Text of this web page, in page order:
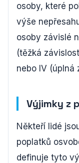
osoby, které
výše
osoby závislé
(těžká
nebo IV (úplná
Výjimky z
Někteří lidé
poplatků
definuje tyto